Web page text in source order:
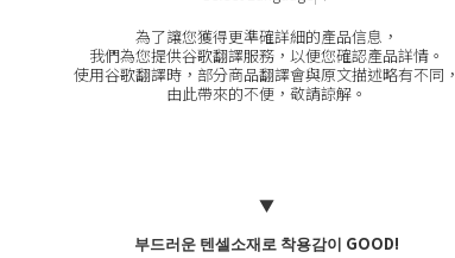
為了讓您獲得更準確詳細的產品信息，
我們為您提供谷歌翻譯服務，以便您確認產品詳情。
使用谷歌翻譯時，部分商品翻譯會與原文描述略有不同，
由此帶來的不便，敬請諒解。
▼
부드러운 텐셀소재로 착용감이 GOOD!